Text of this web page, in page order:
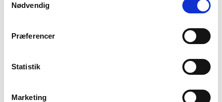
Nødvendig
Præferencer
Statistik
Marketing
Driftsselskabet Cykelfærgens venner I/S har
derfor ikke generere figuren for denne